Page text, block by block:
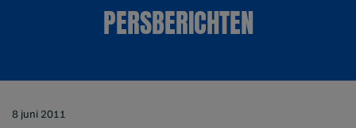
PERSBERICHTEN
8 juni 2011